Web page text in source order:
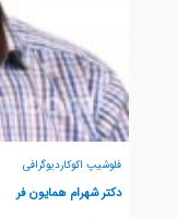
فلوشیپ اکوکاردیوگرافی
دکتر شهرام همایون فر